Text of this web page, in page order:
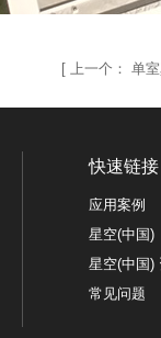
[ 上一个： 单
快速链接
应用案例
星空(中国)
星空(中国)
常见问题